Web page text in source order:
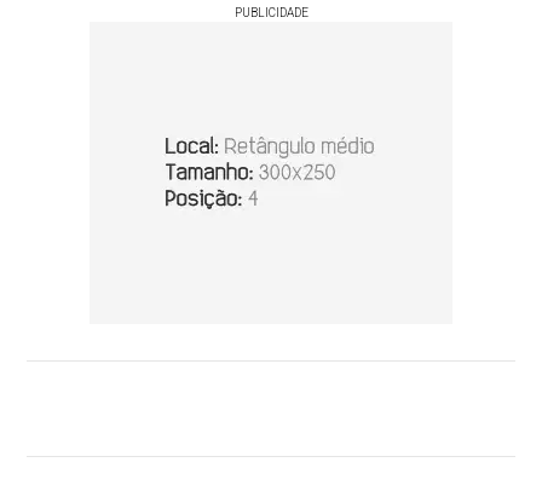
PUBLICIDADE